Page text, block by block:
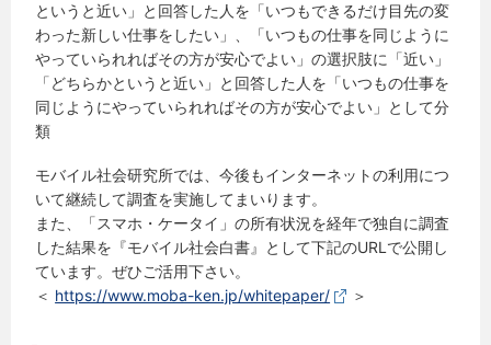
というと近い」と回答した人を「いつもできるだけ目先の変
わった新しい仕事をしたい」、「いつもの仕事を同じように
やっていられればその方が安心でよい」の選択肢に「近い」
「どちらかというと近い」と回答した人を「いつもの仕事を
同じようにやっていられればその方が安心でよい」として分
類
モバイル社会研究所では、今後もインターネットの利用につ
いて継続して調査を実施してまいります。
また、「スマホ・ケータイ」の所有状況を経年で独自に調査
した結果を『モバイル社会白書』として下記のURLで公開し
ています。ぜひご活用下さい。
＜ https://www.moba-ken.jp/whitepaper/ ＞